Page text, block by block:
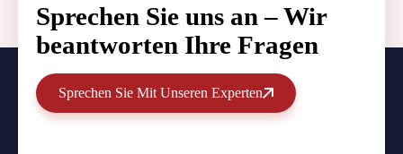
Sprechen Sie uns an – Wir
beantworten Ihre Fragen
Sprechen Sie Mit Unseren Experten